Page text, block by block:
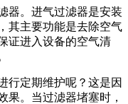
器。进气过滤器是安装
其主要功能是去除空气
证进入设备的空气清
行定期维护呢？这是因
果。当过滤器堵塞时，